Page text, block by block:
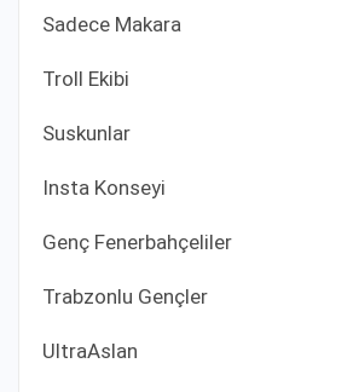
Sadece Makara
Troll Ekibi
Suskunlar
Insta Konseyi
Genç Fenerbahçeliler
Trabzonlu Gençler
UltraAslan